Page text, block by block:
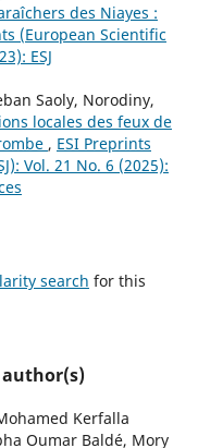
des Niayes :
(European Scientific
ESJ
Saoly, Norodiny,
locales des feux de
, ESI Preprints
Vol. 21 No. 6 (2025):
search for this
author(s)
Kerfalla
Oumar Baldé, Mory